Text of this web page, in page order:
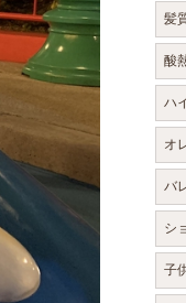
髪
酸
ハ
オ
バ
シ
子